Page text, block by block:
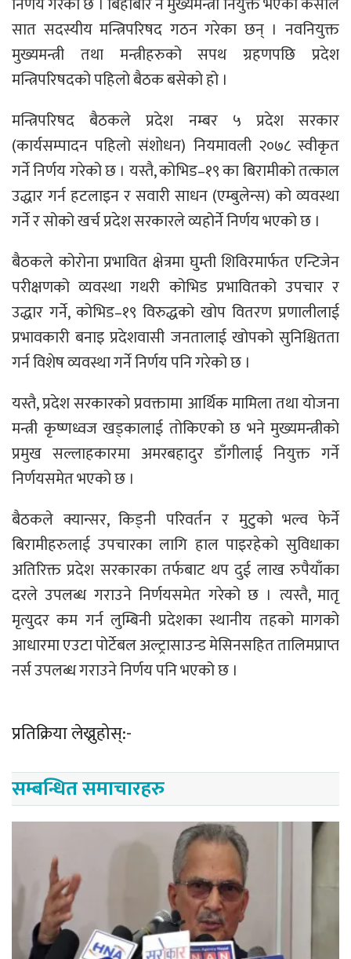
सात सदस्यीय मन्त्रिपरिषद गठन गरेका छन् । नवनियुक्त
मुख्यमन्त्री तथा मन्त्रीहरुको सपथ ग्रहणपछि प्रदेश
मन्त्रिपरिषदको पहिलो बैठक बसेको हो ।
मन्त्रिपरिषद बैठकले प्रदेश नम्बर ५ प्रदेश सरकार
(कार्यसम्पादन पहिलो संशोधन) नियमावली २०७८ स्वीकृत
गर्ने निर्णय गरेको छ । यस्तै, कोभिड–१९ का बिरामीको तत्काल
उद्धार गर्न हटलाइन र सवारी साधन (एम्बुलेन्स) को व्यवस्था
गर्ने र सोको खर्च प्रदेश सरकारले व्यहोर्ने निर्णय भएको छ ।
बैठकले कोरोना प्रभावित क्षेत्रमा घुम्ती शिविरमार्फत एन्टिजेन
परीक्षणको व्यवस्था गथरी कोभिड प्रभावितको उपचार र
उद्धार गर्ने, कोभिड–१९ विरुद्धको खोप वितरण प्रणालीलाई
प्रभावकारी बनाइ प्रदेशवासी जनतालाई खोपको सुनिश्चितता
गर्न विशेष व्यवस्था गर्ने निर्णय पनि गरेको छ ।
यस्तै, प्रदेश सरकारको प्रवक्तामा आर्थिक मामिला तथा योजना
मन्त्री कृष्णध्वज खड्कालाई तोकिएको छ भने मुख्यमन्त्रीको
प्रमुख सल्लाहकारमा अमरबहादुर डाँगीलाई नियुक्त गर्ने
निर्णयसमेत भएको छ ।
बैठकले क्यान्सर, किड्नी परिवर्तन र मुटुको भल्व फेर्ने
बिरामीहरुलाई उपचारका लागि हाल पाइरहेको सुविधाका
अतिरिक्त प्रदेश सरकारका तर्फबाट थप दुई लाख रुपैयाँका
दरले उपलब्ध गराउने निर्णयसमेत गरेको छ । त्यस्तै, मातृ
मृत्युदर कम गर्न लुम्बिनी प्रदेशका स्थानीय तहको मागको
आधारमा एउटा पोर्टेबल अल्ट्रासाउन्ड मेसिनसहित तालिमप्राप्त
नर्स उपलब्ध गराउने निर्णय पनि भएको छ ।
प्रतिक्रिया लेख्नुहोस्:-
सम्बन्धित समाचारहरु